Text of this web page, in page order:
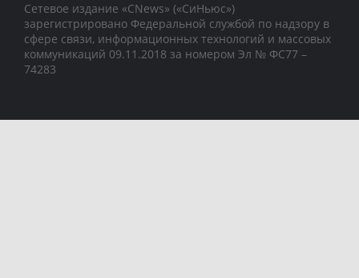
Сетевое издание «CNews» («СиНьюс»)
зарегистрировано Федеральной службой по надзору в
сфере связи, информационных технологий и массовых
коммуникаций 09.11.2018 за номером Эл № ФС77 –
74283